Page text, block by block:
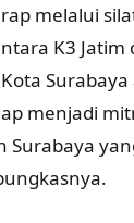
melalui
K3 Jatim
menjadi
Surabaya